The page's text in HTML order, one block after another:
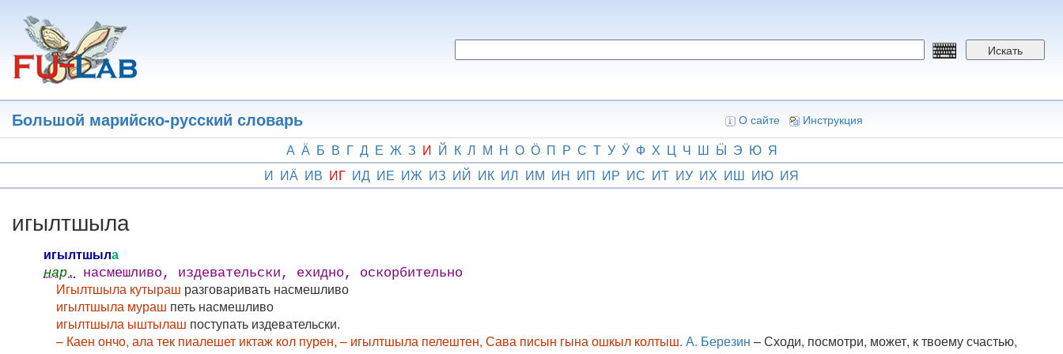
основному
содержанию
Искать
Большой марийско-русский словарь О сайте Инструкция
А Ӓ Б В Г Д Е Ж З И Й К Л М Н О Ӧ П Р С Т У Ӱ Ф Х Ц Ч Ш Ӹ Э Ю Я
И ИӒ ИВ ИГ ИД ИЕ ИЖ ИЗ ИЙ ИК ИЛ ИМ ИН ИП ИР ИС ИТ ИУ ИХ ИШ ИЮ ИЯ
игылтшыла
игылтшыла
нар. насмешливо, издевательски, ехидно, оскорбительно
Игылтшыла кутыраш разговаривать насмешливо
игылтшыла мураш петь насмешливо
игылтшыла ыштылаш поступать издевательски.
– Каен ончо, ала тек пиалешет иктаж кол пурен, – игылтшыла пелештен, Сава писын гына ошкыл колтыш. А. Березин – Сходи, посмотри, может, к твоему счастью,